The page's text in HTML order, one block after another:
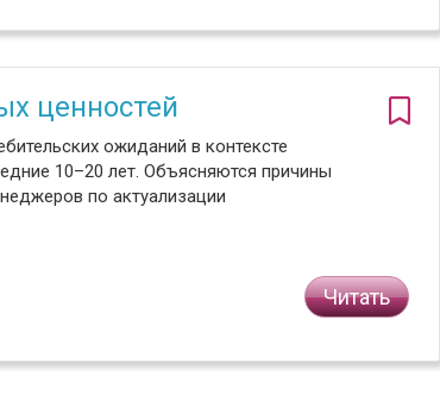
ценностей
ожиданий в контексте
10–20 лет. Объясняются причины
по актуализации
Читать